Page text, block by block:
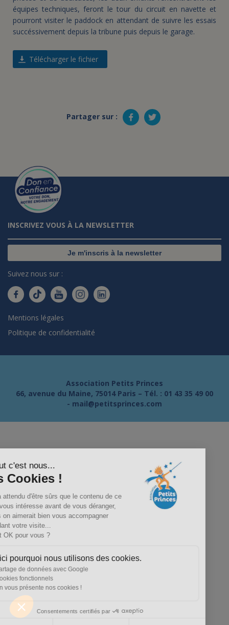
Salut c'est nous...
les Cookies !
On a attendu d'être sûrs que le contenu de ce
site vous intéresse avant de vous déranger,
mais on aimerait bien vous accompagner
pendant votre visite...
C'est OK pour vous ?
Voici pourquoi nous utilisons des cookies.
Partage de données avec Google
Cookies fonctionnels
On vous présente nos cookies !
Consentements certifiés par
équipes techniques, feront le tour du circuit en navette et
pourront visiter le paddock en attendant de suivre les essais
succéssivement depuis la tribune puis depuis le garage.
Télécharger le fichier
Partager sur :
INSCRIVEZ VOUS À LA NEWSLETTER
Je m'inscris à la newsletter
Suivez nous sur :
Mentions légales
Politique de confidentialité
Association Petits Princes
66, avenue du Maine, 75014 Paris – Tél. : 01 43 35 49 00
- mail@petitsprinces.com